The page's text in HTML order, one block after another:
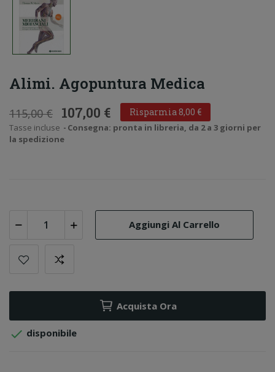
Alimi. Agopuntura Medica
115,00 € 107,00 € Risparmia 8,00 €
Tasse incluse
Consegna: pronta in libreria, da 2 a 3 giorni per
la spedizione
Aggiungi Al Carrello
Acquista Ora
 disponibile